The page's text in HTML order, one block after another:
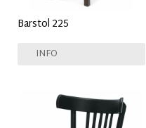
Barstol 225
INFO